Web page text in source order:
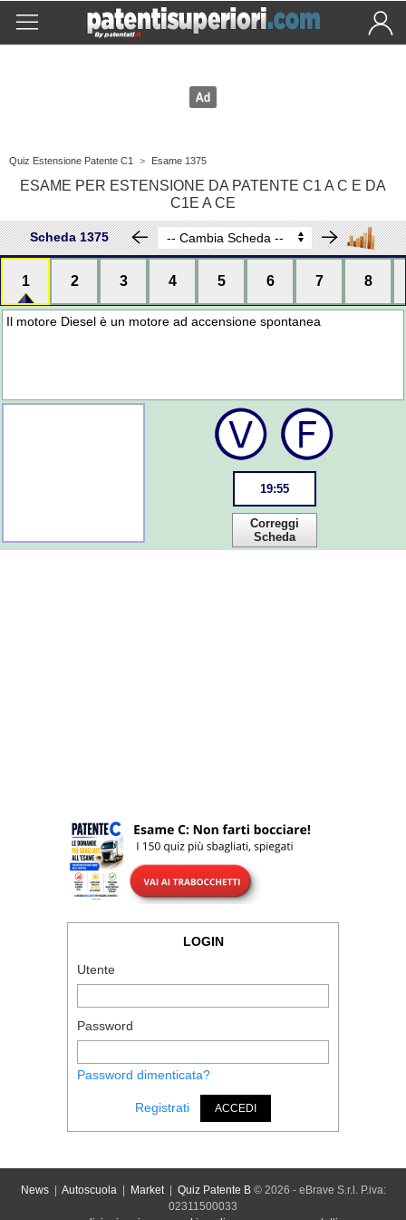
Quiz Estensione Patente C1 > Esame 1375
ESAME PER ESTENSIONE DA PATENTE C1 A C E DA
C1E A CE
Scheda 1375
1 2 3 4 5 6 7 8
Il motore Diesel è un motore ad accensione spontanea
19:55
Correggi
Scheda
LOGIN
Utente
Password
Password dimenticata?
Registrati ACCEDI
News| Autoscuola| Market| Quiz Patente B© 2026 - eBrave S.r.l. P.iva:
02311500033